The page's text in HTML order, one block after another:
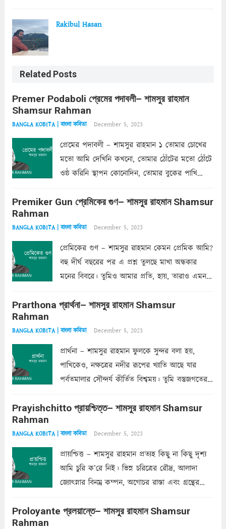
Rakibul Hasan
Related Posts
Premer Podaboli প্রেমের পদাবলী– শামসুর রাহমান
Shamsur Rahman
BANGLA KOBITA | বাংলা কবিতা December 5, 2023
প্রেমের পদাবলী – শামসুর রাহমান ১ তোমার চোখের
মতো আমি দেখিনি কখনো, তোমার ঠোঁটের মতো ঠোঁটে
ওষ্ঠ করিনি স্থাপন কোনোদিন, তোমার বুকের পাখি
কোথাও কি এরকম ছায়া দেয় ক্লান্তির প্রহরে? মুছে
Premiker Gun প্রেমিকের গুণ– শামসুর রাহমান Shamsur
Rahman
BANGLA KOBITA | বাংলা কবিতা December 5, 2023
প্রেমিকের গুণ – শামসুর রাহমান কেমন প্রেমিক আমি?
বহু দীর্ঘ বছরের পর এ প্রশ্ন তুলছে মাখা অন্ধকার
মনের বিবরে। তুমিও আমার প্রতি, হায়, তারাও এমন
একান্ত জরুরি- নইলে একটি দেয়াল নিমেষেই ভীষণ
Prarthona প্রার্থনা– শামসুর রাহমান Shamsur
Rahman
BANGLA KOBITA | বাংলা কবিতা December 5, 2023
প্রার্থনা – শামসুর রাহমান ফুলকে সুন্দর বলা হয়,
পাখিকেও, নক্ষত্রের নদীর রূপের খ্যাতি আছে যার
পর্বতমালার সৌন্দর্য কীর্তিত বিশ্বময়। তুমি বস্তুজগতের
তার সুষমায় পার্থক্য অনেক। তোমাকে সুন্দরী বলা চলে,
Prayishchitto প্রায়শ্চিত্ত– শামসুর রাহমান Shamsur
Rahman
BANGLA KOBITA | বাংলা কবিতা December 5, 2023
প্রায়শ্চিত্ত – শামসুর রাহমান প্রত্যহ কিছু না কিছু দৃশ্য
আমি চুরি ক’রে নিই। ভিন্ন চরিত্রের রৌদ্র, আলাদা
জ্যোৎস্নার বিনম্র কম্পন, অগোচর রাস্তা এবং গ্রন্থের
ছায়াচ্ছন্ন মোহন মিথুন মূর্তি, লোপামুদ্রা ভীষণ বিব্রত
Proloyante প্রলয়ান্তে– শামসুর রাহমান Shamsur
Rahman